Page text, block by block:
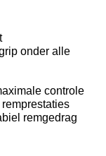
onder alle
controle
remgedrag